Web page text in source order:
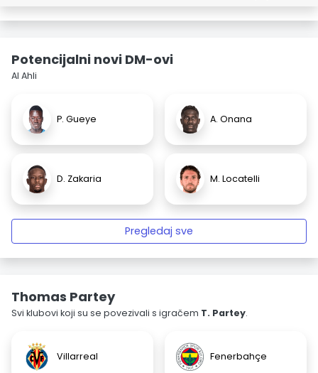
Potencijalni novi DM-ovi
Al Ahli
P. Gueye A. Onana
D. Zakaria M. Locatelli
Pregledaj sve
Thomas Partey
Svi klubovi koji su se povezivali s igračem T. Partey.
Villarreal Fenerbahçe